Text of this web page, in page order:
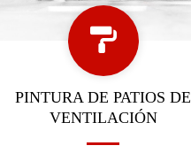
PINTURA DE PATIOS DE
VENTILACIÓN